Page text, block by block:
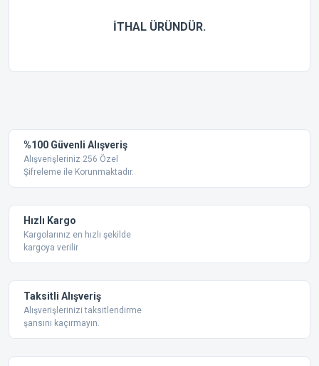
İTHAL ÜRÜNDÜR.
Ürün resmi kalitesiz, bozuk veya görüntülenemiyor.
Ürün açıklamasında eksik bilgiler bulunuyor.
Bu ürüne benzer farklı alternatifler olmalı.
%100 Güvenli Alışveriş
Alışverişleriniz 256 Özel
Şifreleme ile Korunmaktadır.
Hızlı Kargo
Kargolarınız en hızlı şekilde
kargoya verilir
Taksitli Alışveriş
Alışverişlerinizi taksitlendirme
şansını kaçırmayın.